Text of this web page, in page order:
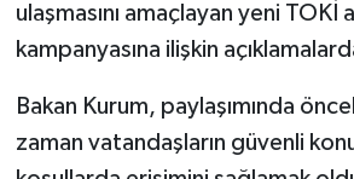
ulaşmasını amaçlayan yeni TOKİ
kampanyasına ilişkin
Bakan Kurum, paylaşımında
zaman vatandaşların güvenli